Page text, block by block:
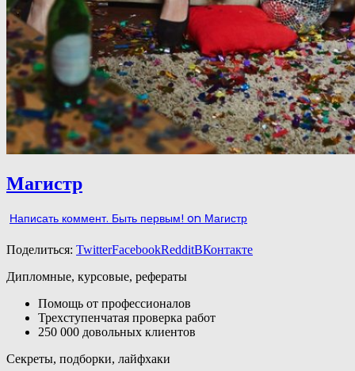
Магистр
Написать коммент. Быть первым! on Магистр
Поделиться: TwitterFacebookRedditВКонтакте
Дипломные, курсовые, рефераты
Помощь от профессионалов
Трехступенчатая проверка работ
250 000 довольных клиентов
Секреты, подборки, лайфхаки